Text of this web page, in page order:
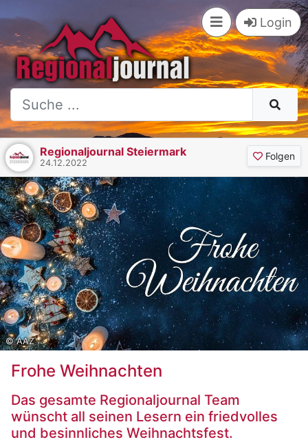
Login
Regionaljournal Steiermark
24.12.2022
Folgen
© AAZ
Frohe Weihnachten
Das gesamte Regionaljournal Team
wünscht all seinen Lesern ein friedvolles
und besinnliches Weihnachtsfest.